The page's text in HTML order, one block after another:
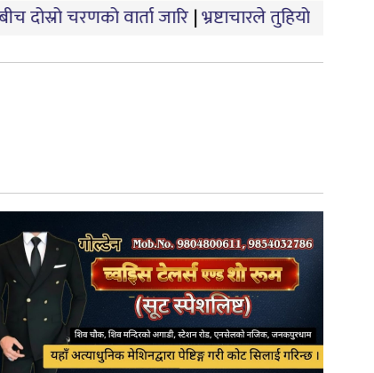
जारि|भ्रष्टाचारले तुहियो ‘मुख्यमन्त्री बेटी पढाऊँ, बेटी